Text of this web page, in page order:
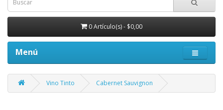
0 Artículo(s) - $0,00
Menú
Vino Tinto Cabernet Sauvignon